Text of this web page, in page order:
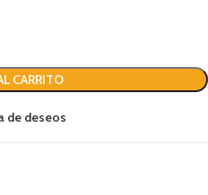
CARRITO
de deseos